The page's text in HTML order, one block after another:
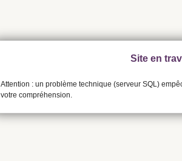
Site en
Attention : un problème technique (serveur SQL)
votre compréhension.